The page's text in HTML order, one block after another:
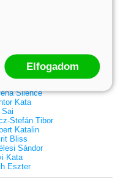
Imre
István
Orsolya
Silence
Kata
Sai
Stefán Tibor
Katalin
Bliss
Sándor
Kata
Eszter
Elfogadom